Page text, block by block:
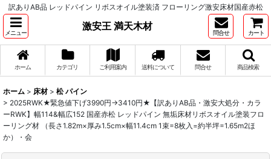
訳ありAB品 レッドパイン リボスオイル塗装済 フローリング激安床材国産赤松
メニュー
激安王 満天木材
問合せ カート
ホーム カテゴリ ご利用案内 送料について 問合せ 商品検索
ホーム > 床材 > 松 パイン
> 2025RWK★緊急値下げ3990円→3410円★【訳ありAB品・激安大処分・カラ
ーRWK】幅114&幅広152 国産赤松 レッドパイン 無垢床材リボスオイル塗装フロ
ーリング材 （長さ1.82m×厚み1.5cm×幅11.4cm 1束=8枚入=約半坪=1.65m2ほ
か）・会